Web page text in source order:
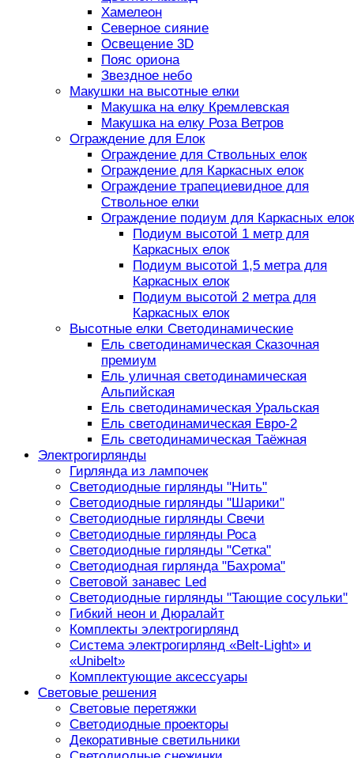
Хамелеон
Северное сияние
Освещение 3D
Пояс ориона
Звездное небо
Макушки на высотные елки
Макушка на елку Кремлевская
Макушка на елку Роза Ветров
Ограждение для Елок
Ограждение для Ствольных елок
Ограждение для Каркасных елок
Ограждение трапециевидное для
Ствольное елки
Ограждение подиум для Каркасных елок
Подиум высотой 1 метр для
Каркасных елок
Подиум высотой 1,5 метра для
Каркасных елок
Подиум высотой 2 метра для
Каркасных елок
Высотные елки Светодинамические
Ель светодинамическая Сказочная
премиум
Ель уличная светодинамическая
Альпийская
Ель светодинамическая Уральская
Ель светодинамическая Евро-2
Ель светодинамическая Таёжная
Электрогирлянды
Гирлянда из лампочек
Светодиодные гирлянды "Нить"
Светодиодные гирлянды "Шарики"
Светодиодные гирлянды Свечи
Светодиодные гирлянды Роса
Светодиодные гирлянды "Сетка"
Светодиодная гирлянда "Бахрома"
Световой занавес Led
Светодиодные гирлянды "Тающие сосульки"
Гибкий неон и Дюралайт
Комплекты электрогирлянд
Система электрогирлянд «Belt-Light» и
«Unibelt»
Комплектующие аксессуары
Световые решения
Световые перетяжки
Светодиодные проекторы
Декоративные светильники